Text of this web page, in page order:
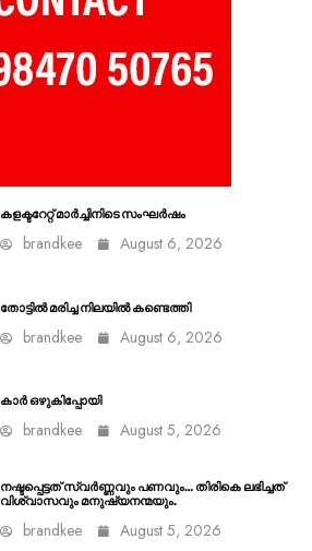
കളക്ടറേറ്റ് മാർച്ചിനിടെ സംഘർഷം
brandkee August 6, 2026
തോട്ടിൽ മരിച്ച നിലയിൽ കണ്ടെത്തി
brandkee August 6, 2026
കാർ ഒഴുകിപ്പോയി
brandkee August 5, 2026
നഷ്ടപ്പെട്ടത് സ്വർണ്ണവും പണവും… തിരികെ ലഭിച്ചത്
വിശ്വാസവും മനുഷ്യനന്മയും.
brandkee August 5, 2026